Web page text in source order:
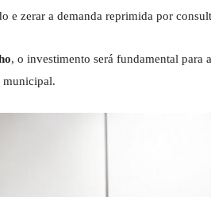
e zerar a demanda reprimida por
, o investimento será fundamental para
municipal.